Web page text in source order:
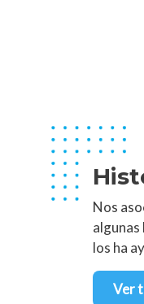
Nos
los ha
Ver